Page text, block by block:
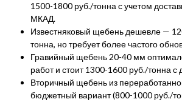
1500-1800 руб./тонна с учетом
МКАД.
Известняковый щебень дешевле —
тонна, но требует более частого
Гравийный щебень 20-40 мм
работ и стоит 1300-1600 руб./тонна с
Вторичный щебень из
бюджетный вариант (800-1000 руб./